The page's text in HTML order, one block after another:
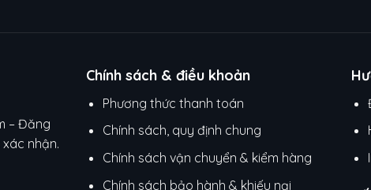
– Đăng
nhận.
Chính sách & điều khoản
Phương thức thanh toán
Chính sách, quy định chung
Chính sách vận chuyển & kiểm hàng
Chính sách bảo hành & khiếu nại